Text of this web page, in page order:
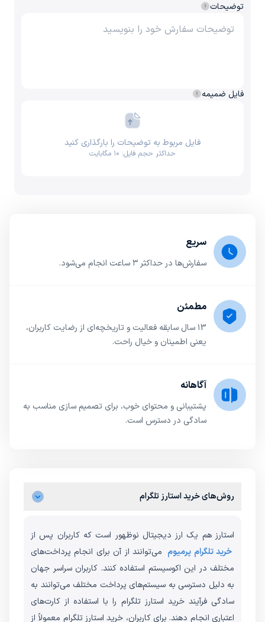
توضیحات
فایل ضمیمه
فایل مربوط به توضیحات را بارگذاری کنید
حداکثر حجم فایل: ۱۰ مگابایت
سریع
سفارش‌ها در حداکثر ۳ ساعت انجام می‌شود.
مطمئن
۱3 سال سابقه فعالیت و تاریخچه‌ای از رضایت کاربران،
یعنی اطمینان و خیال راحت.
آگاهانه
پشتیبانی و محتوای خوب، برای تصمیم سازی مناسب به
سادگی در دسترس است.
روش‌های خرید استارز تلگرام
استارز هم یک ارز دیجیتال نوظهور است که کاربران پس از
خرید تلگرام پرمیوم می‌توانند از آن برای انجام پرداخت‌های
مختلف در این اکوسیستم استفاده کنند. کاربران سراسر جهان
به دلیل دسترسی به سیستم‌های پرداخت مختلف می‌توانند به
سادگی فرآیند خرید استارز تلگرام را با استفاده از کارت‌های
اعتباری انجام دهند. برای کاربران، خرید استارز تلگرام معمولاً از